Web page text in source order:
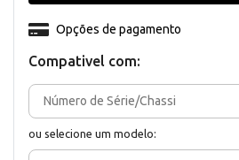
Compativel com:
ou selecione um modelo:
Opções de pagamento